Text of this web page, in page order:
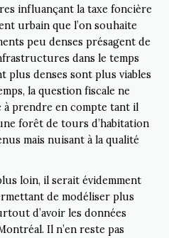
influançant la taxe foncière
urbain que l’on souhaite
peu denses présagent de
dans le temps
plus denses sont plus viables
la question fiscale ne
prendre en compte tant il
forêt de tours d’habitation
mais nuisant à la qualité
loin, il serait évidemment
de modéliser plus
d’avoir les données
Il n’en reste pas